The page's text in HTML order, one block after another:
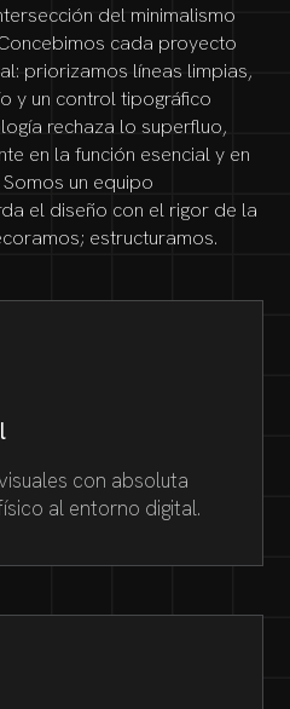
del minimalismo
cada proyecto
priorizamos líneas limpias,
y un control tipográfico
rechaza lo superfluo,
en la función esencial y en
un equipo
el diseño con el rigor de la
estructuramos.
con absoluta
al entorno digital.